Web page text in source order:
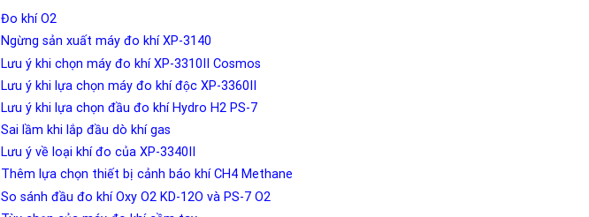
Đo khí O2
Ngừng sản xuất máy đo khí XP-3140
Lưu ý khi chọn máy đo khí XP-3310II Cosmos
Lưu ý khi lựa chọn máy đo khí độc XP-3360II
Lưu ý khi lựa chọn đầu đo khí Hydro H2 PS-7
Sai lầm khi lắp đầu dò khí gas
Lưu ý về loại khí đo của XP-3340II
Thêm lựa chọn thiết bị cảnh báo khí CH4 Methane
So sánh đầu đo khí Oxy O2 KD-12O và PS-7 O2